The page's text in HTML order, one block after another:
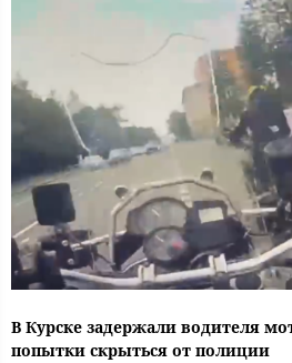
В Курске задержали водителя
попытки скрыться от полиции